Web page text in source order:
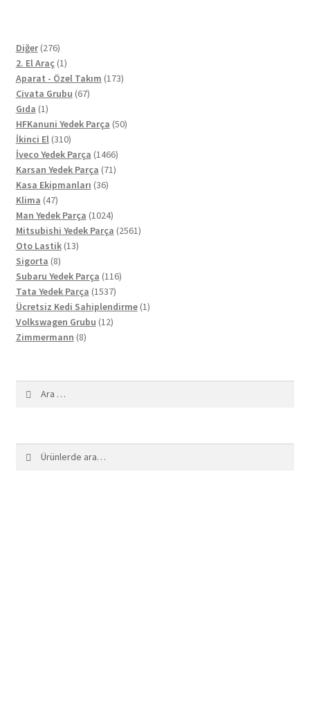
Diğer 276276
ürün
2. El Araç 11
ürün
Aparat - Özel Takım 173173
Civata Grubu 6767
Gıda 11
ürün
HFKanuni Yedek Parça 5050
İkinci El 310310
ürün
İveco Yedek Parça 14661466
ürün
Karsan Yedek Parça 7171
Kasa Ekipmanları 3636
Klima 4747
ürün
Man Yedek Parça 10241024
ürün
Mitsubishi Yedek Parça 25612561
Oto Lastik 1313
Sigorta 88
ürün
Subaru Yedek Parça 116116
Tata Yedek Parça 15371537
ürün
Ücretsiz Kedi Sahiplendirme 11
Volkswagen Grubu 1212
Zimmermann 88